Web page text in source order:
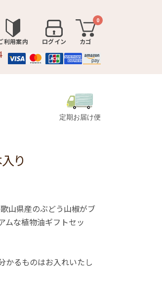
利用案内 ログイン カゴ
0
定期お届け便
り
山県産のぶどう山椒がブ
ムな植物油ギフトセッ
かるものはお入れいたし